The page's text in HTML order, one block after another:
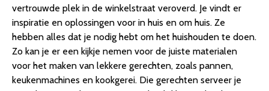
vertrouwde plek in de winkelstraat veroverd. Je vindt er
inspiratie en oplossingen voor in huis en om huis. Ze
hebben alles dat je nodig hebt om het huishouden te doen.
Zo kan je er een kijkje nemen voor de juiste materialen
voor het maken van lekkere gerechten, zoals pannen,
keukenmachines en kookgerei. Die gerechten serveer je